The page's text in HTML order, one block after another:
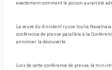
exactement comment le poison aurait été
La veuve du dissident russe Ioulia
conférence de presse parallèle à la
annoncer la découverte.
Lors de cette conférence de presse, la